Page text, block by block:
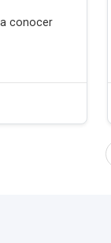
conocer